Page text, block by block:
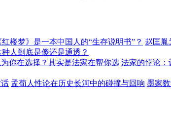
楼梦》是一本中国人的“生存说明书”？ 赵匡胤
人到底是傻还是通透？
你在选择？其实是法家在帮你选 法家的悖论：
孟荀人性论在历史长河中的碰撞与回响 墨家